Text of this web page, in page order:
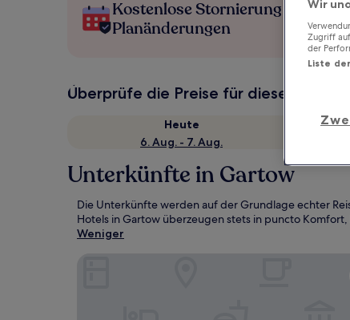
Kostenlose Stornierung bei
Planänderungen
Überprüfe die Preise für diese Daten
Heute
6. Aug. - 7. Aug.
Unterkünfte in Gartow
Die Unterkünfte werden auf der Grundlage echter
Hotels in Gartow überzeugen stets in puncto
Weniger
Wir
Zugriff
der
Liste